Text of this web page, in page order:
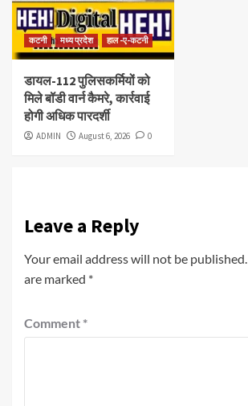
कटनी मध्य प्रदेश हाल -ए-कटनी
डायल-112 पुलिसकर्मियों को
मिले बॉडी वार्न कैमरे, कार्रवाई
होगी अधिक पारदर्शी
ADMIN August 6, 2026 0
Leave a Reply
Your email address will not be published.
are marked *
Comment *